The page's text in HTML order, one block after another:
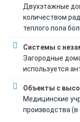
Двухэтажные
количеством
теплого пола
Системы с
Загородные
используется
Объекты с
Медицинские
производства